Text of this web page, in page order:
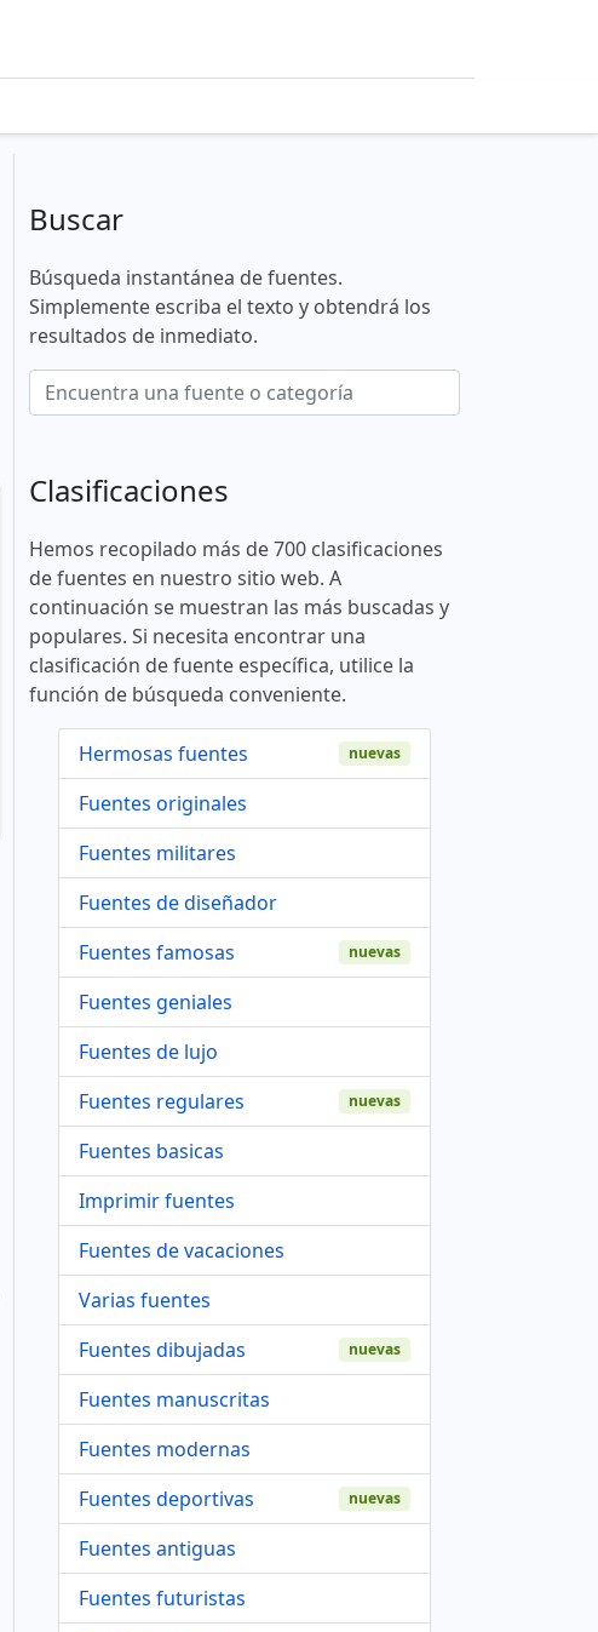
Buscar
Búsqueda instantánea de fuentes.
Simplemente escriba el texto y obtendrá los
resultados de inmediato.
Clasificaciones
Hemos recopilado más de 700 clasificaciones
de fuentes en nuestro sitio web. A
continuación se muestran las más buscadas y
populares. Si necesita encontrar una
clasificación de fuente específica, utilice la
función de búsqueda conveniente.
Hermosas fuentes nuevas
Fuentes originales
Fuentes militares
Fuentes de diseñador
Fuentes famosas
nuevas
Fuentes geniales
Fuentes de lujo
Fuentes regulares
nuevas
Fuentes basicas
Imprimir fuentes
Fuentes de vacaciones
Varias fuentes
Fuentes dibujadas
nuevas
Fuentes manuscritas
Fuentes modernas
Fuentes deportivas
nuevas
Fuentes antiguas
Fuentes futuristas